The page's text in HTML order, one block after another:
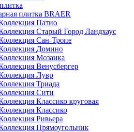
плитка BRAER
Патио
Старый Город Ландхаус
Сан-Тропе
Домино
Мозаика
Венусбергер
Лувр
Триада
Сити
Классико круговая
Классико
Ривьера
Прямоугольник